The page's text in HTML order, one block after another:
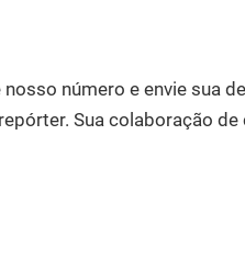
número e envie sua
Sua colaboração